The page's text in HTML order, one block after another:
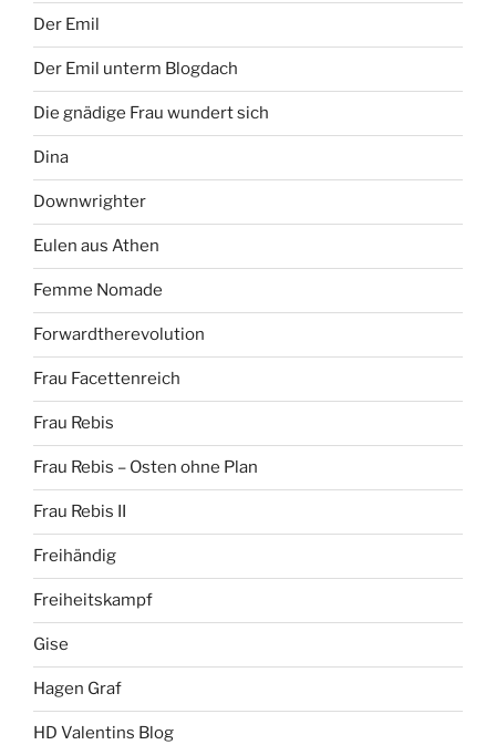
Der Emil
Der Emil unterm Blogdach
Die gnädige Frau wundert sich
Dina
Downwrighter
Eulen aus Athen
Femme Nomade
Forwardtherevolution
Frau Facettenreich
Frau Rebis
Frau Rebis – Osten ohne Plan
Frau Rebis II
Freihändig
Freiheitskampf
Gise
Hagen Graf
HD Valentins Blog